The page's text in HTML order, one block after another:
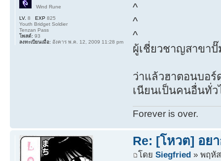
^
^
^
ผู้เชี่ยวชาญสาขา
ว่าแล้วฮาตอนบอ
เนียนเป็นคนอื่นทั่
Forever is over.
Wind Rune
LV. 8 EXP 825
Youth Bridget Soldier
Tenzan Pass
โพสต์: 93
ลงทะเบียนเมื่อ: อังคาร พ.ค. 12, 2009 11:28 pm
Re: [โหวต] อย
โดยSiegfried » พฤหั